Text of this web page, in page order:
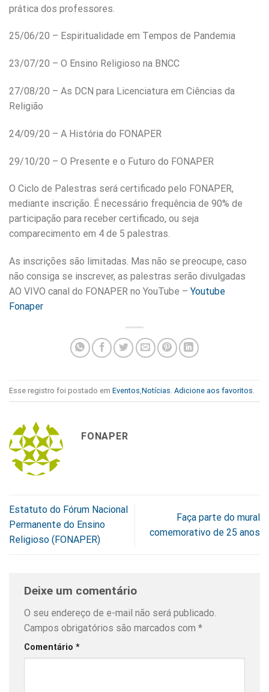
prática dos professores.
25/06/20 – Espiritualidade em Tempos de Pandemia
23/07/20 – O Ensino Religioso na BNCC
27/08/20 – As DCN para Licenciatura em Ciências da
Religião
24/09/20 – A História do FONAPER
29/10/20 – O Presente e o Futuro do FONAPER
O Ciclo de Palestras será certificado pelo FONAPER,
mediante inscrição. É necessário frequência de 90% de
participação para receber certificado, ou seja
comparecimento em 4 de 5 palestras.
As inscrições são limitadas. Mas não se preocupe, caso
não consiga se inscrever, as palestras serão divulgadas
AO VIVO canal do FONAPER no YouTube – Youtube
Fonaper
Esse registro foi postado em Eventos Notícias Adicione aos favoritos
FONAPER
Estatuto do Fórum Nacional
Permanente do Ensino
Religioso (FONAPER)
Faça parte do mural
comemorativo de 25 anos
Deixe um comentário
O seu endereço de e-mail não será publicado.
Campos obrigatórios são marcados com *
Comentário *